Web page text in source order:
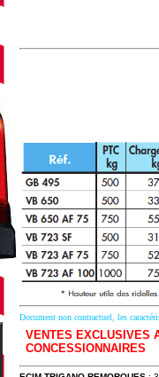
Document non contractuel, les
VENTES EXCLUSIVES
CONCESSIONNAIRES